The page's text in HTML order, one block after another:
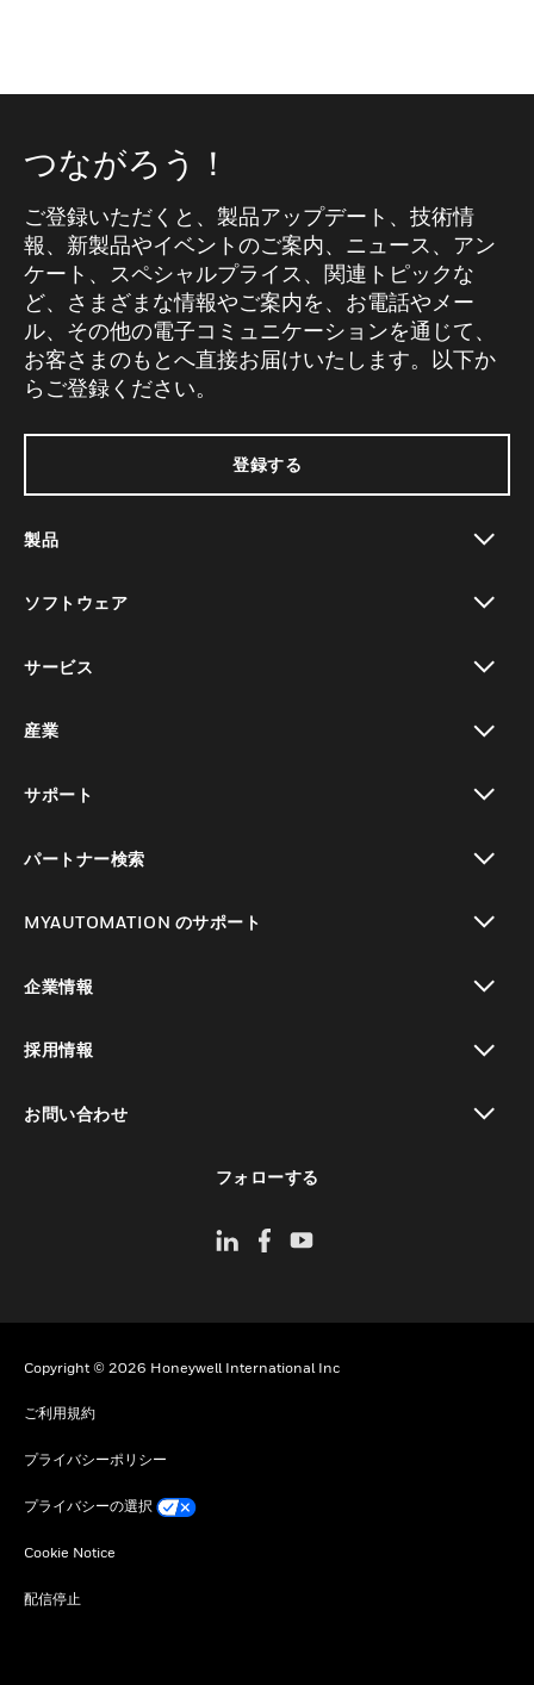
つながろう！
ご登録いただくと、製品アップデート、技術情
報、新製品やイベントのご案内、ニュース、アン
ケート、スペシャルプライス、関連トピックな
ど、さまざまな情報やご案内を、お電話やメー
ル、その他の電子コミュニケーションを通じて、
お客さまのもとへ直接お届けいたします。以下か
らご登録ください。
登録する
製品
ソフトウェア
サービス
産業
サポート
パートナー検索
MYAUTOMATION のサポート
企業情報
採用情報
お問い合わせ
フォローする
Copyright © 2026 Honeywell International Inc
ご利用規約
プライバシーポリシー
プライバシーの選択
Cookie Notice
配信停止